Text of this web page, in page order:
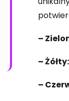
–
– Żółty:
–